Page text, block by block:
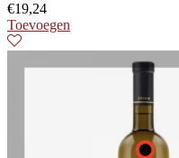
€19,24
Toevoegen